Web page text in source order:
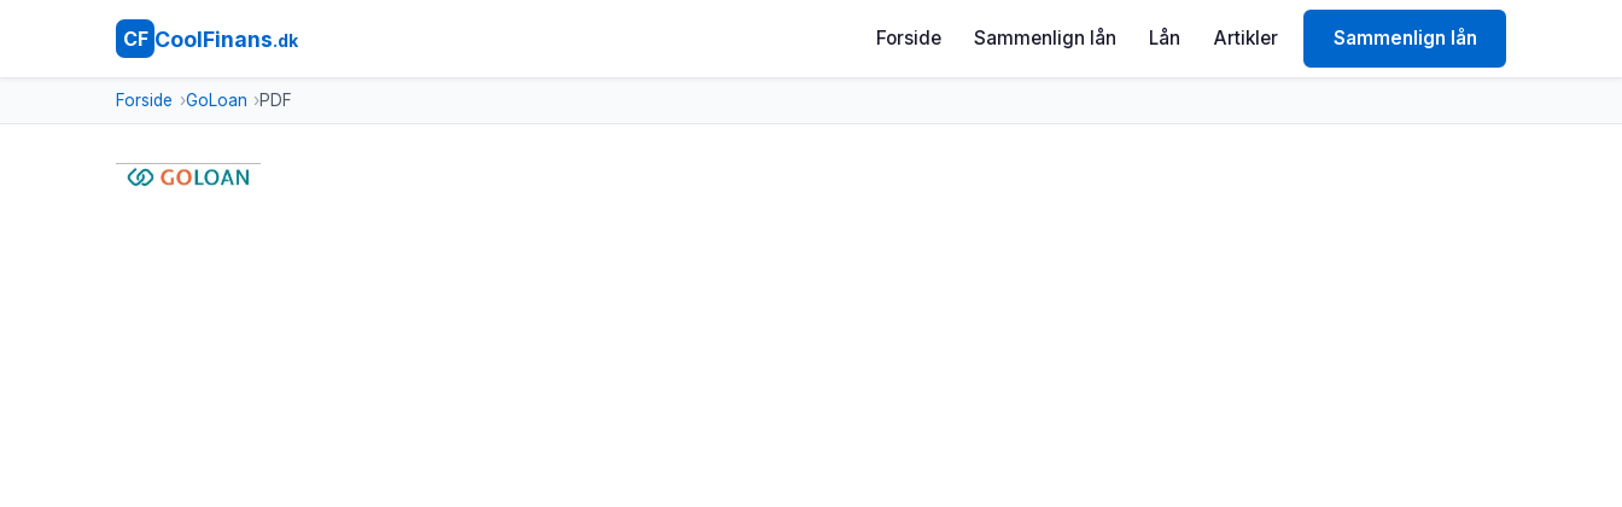
CF CoolFinans.dk Forside Sammenlign lån Lån Artikler Sammenlign lån
Forside GoLoan PDF